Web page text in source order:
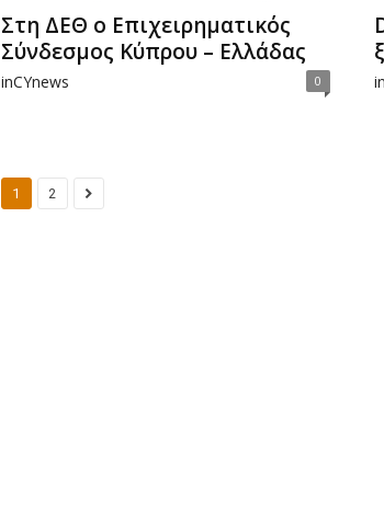
Στη ΔΕΘ ο Επιχειρηματικός
Σύνδεσμος Κύπρου – Ελλάδας
inCYnews 0
1 2